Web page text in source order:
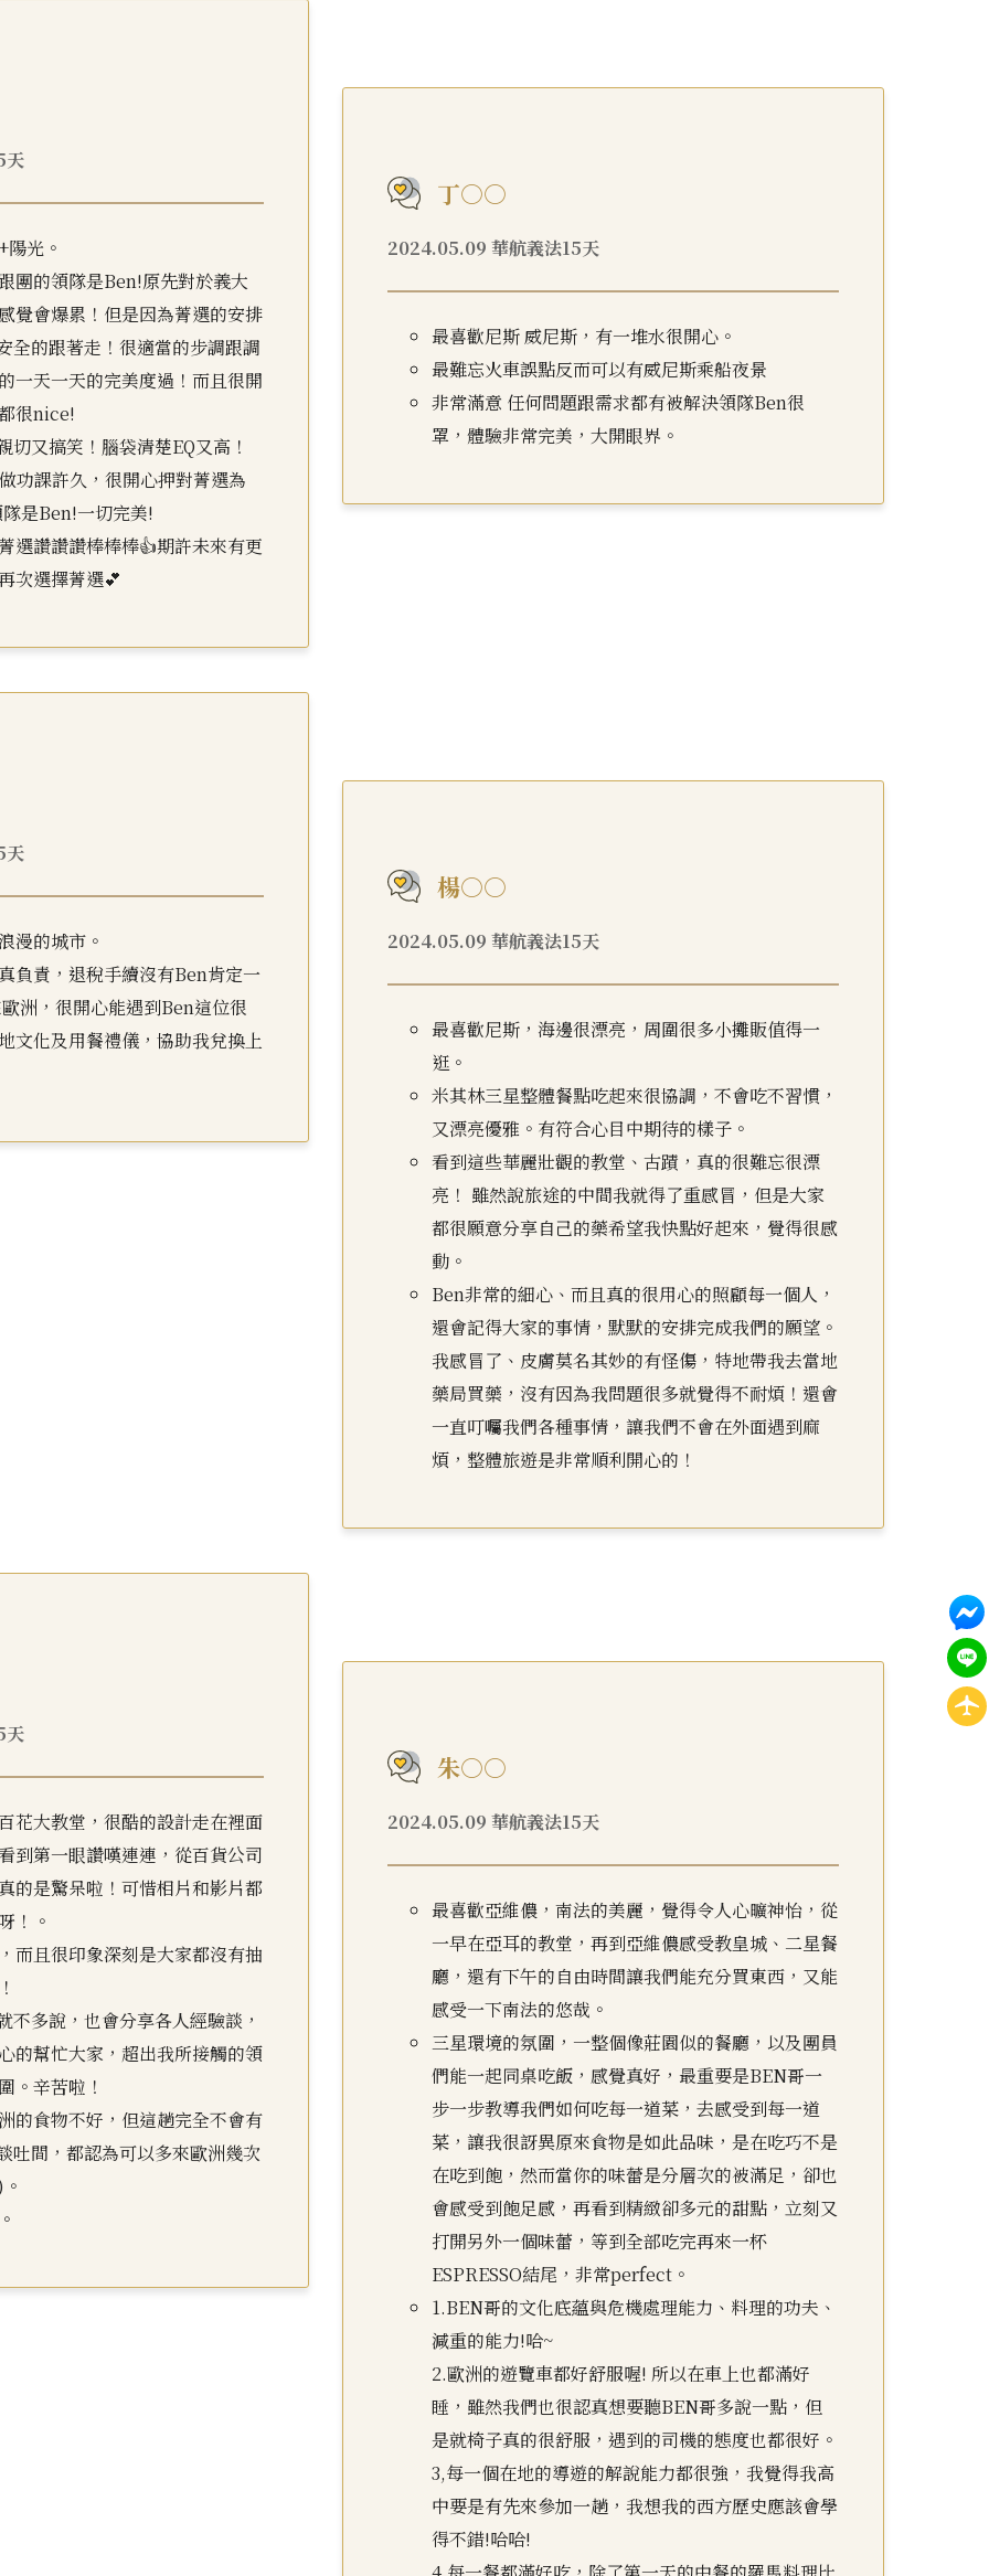
天
光。
團的領隊是Ben!原先對於義大
覺會爆累！但是因為菁選的安排
全的跟著走！很適當的步調跟調
一天一天的完美度過！而且很開
很nice!
切又搞笑！腦袋清楚EQ又高！
功課許久，很開心押對菁選為
是Ben!一切完美!
選讚讚讚棒棒棒👍期許未來有更
次選擇菁選💕
丁○○
2024.05.09 華航義法15天
最喜歡尼斯 威尼斯，有一堆水很開心。
最難忘火車誤點反而可以有威尼斯乘船夜景
非常滿意 任何問題跟需求都有被解決領隊Ben很
罩，體驗非常完美，大開眼界。
天
漫的城市。
負責，退稅手續沒有Ben肯定一
洲，很開心能遇到Ben這位很
文化及用餐禮儀，協助我兌換上
楊○○
2024.05.09 華航義法15天
最喜歡尼斯，海邊很漂亮，周圍很多小攤販值得一
逛。
米其林三星整體餐點吃起來很協調，不會吃不習慣，
又漂亮優雅。有符合心目中期待的樣子。
看到這些華麗壯觀的教堂、古蹟，真的很難忘很漂
亮！ 雖然說旅途的中間我就得了重感冒，但是大家
都很願意分享自己的藥希望我快點好起來，覺得很感
動。
Ben非常的細心、而且真的很用心的照顧每一個人，
還會記得大家的事情，默默的安排完成我們的願望。
我感冒了、皮膚莫名其妙的有怪傷，特地帶我去當地
藥局買藥，沒有因為我問題很多就覺得不耐煩！還會
一直叮囑我們各種事情，讓我們不會在外面遇到麻
煩，整體旅遊是非常順利開心的！
天
花大教堂，很酷的設計走在裡面
到第一眼讚嘆連連，從百貨公司
的是驚呆啦！可惜相片和影片都
！。
而且很印象深刻是大家都沒有抽
不多說，也會分享各人經驗談，
的幫忙大家，超出我所接觸的領
。辛苦啦！
的食物不好，但這趟完全不會有
吐間，都認為可以多來歐洲幾次
朱○○
2024.05.09 華航義法15天
最喜歡亞維儂，南法的美麗，覺得令人心曠神怡，從
一早在亞耳的教堂，再到亞維儂感受教皇城、二星餐
廳，還有下午的自由時間讓我們能充分買東西，又能
感受一下南法的悠哉。
三星環境的氛圍，一整個像莊園似的餐廳，以及團員
們能一起同桌吃飯，感覺真好，最重要是BEN哥一
步一步教導我們如何吃每一道菜，去感受到每一道
菜，讓我很訝異原來食物是如此品味，是在吃巧不是
在吃到飽，然而當你的味蕾是分層次的被滿足，卻也
會感受到飽足感，再看到精緻卻多元的甜點，立刻又
打開另外一個味蕾，等到全部吃完再來一杯
ESPRESSO結尾，非常perfect。
1.BEN哥的文化底蘊與危機處理能力、料理的功夫、
減重的能力!哈~
2.歐洲的遊覽車都好舒服喔! 所以在車上也都滿好
睡，雖然我們也很認真想要聽BEN哥多說一點，但
是就椅子真的很舒服，遇到的司機的態度也都很好。
3,每一個在地的導遊的解說能力都很強，我覺得我高
中要是有先來參加一趟，我想我的西方歷史應該會學
得不錯!哈哈!